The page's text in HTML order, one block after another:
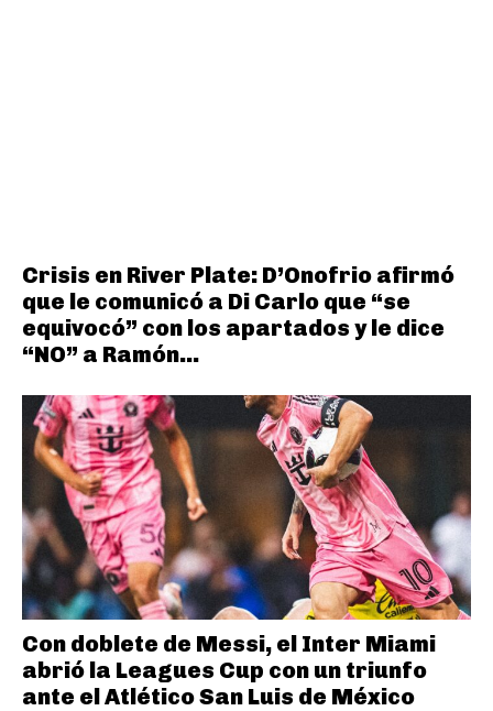
Crisis en River Plate: D’Onofrio afirmó
que le comunicó a Di Carlo que “se
equivocó” con los apartados y le dice
“NO” a Ramón...
Con doblete de Messi, el Inter Miami
abrió la Leagues Cup con un triunfo
ante el Atlético San Luis de México